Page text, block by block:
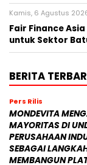
Kamis, 6 Agustus
Fair Finance
untuk Sektor
BERITA
Pers Rilis
MONDEVITA
MAYORITAS DI
PERUSAHAAN
SEBAGAI
MEMBANGUN